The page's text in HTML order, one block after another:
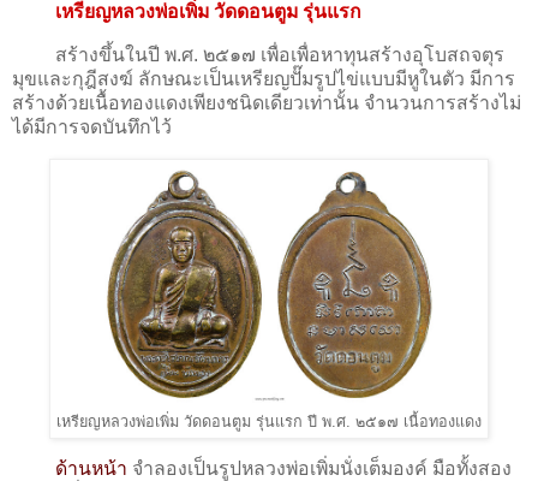
เหรียญหลวงพ่อเพิ่ม วัดดอนตูม รุ่นแรก
สร้างขึ้นในปี พ.ศ. ๒๕๑๗ เพื่อเพื่อหาทุนสร้างอุโบสถจตุร
มุขและกุฎีสงฆ์ ลักษณะเป็นเหรียญปั๊มรูปไข่แบบมีหูในตัว มีการ
สร้างด้วยเนื้อทองแดงเพียงชนิดเดียวเท่านั้น จำนวนการสร้างไม่
ได้มีการจดบันทึกไว้
เหรียญหลวงพ่อเพิ่ม วัดดอนตูม รุ่นแรก ปี พ.ศ. ๒๕๑๗ เนื้อทองแดง
ด้านหน้า จำลองเป็นรูปหลวงพ่อเพิ่มนั่งเต็มองค์ มือทั้งสอง